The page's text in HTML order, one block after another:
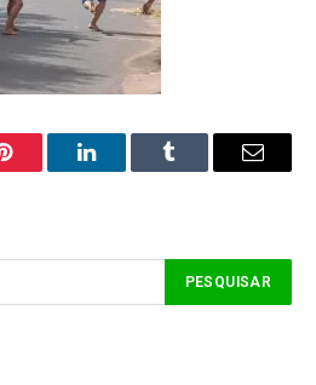
Pinterest LinkedInTumblr Email